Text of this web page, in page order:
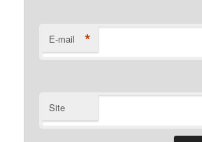
E-mail *
Site